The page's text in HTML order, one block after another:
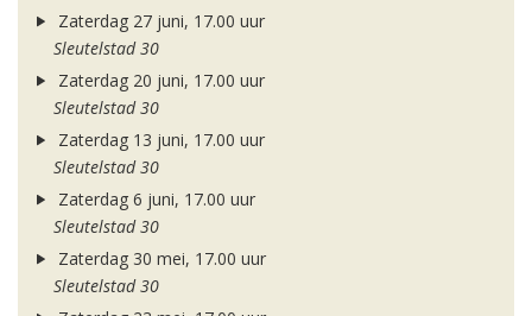
Zaterdag 27 juni, 17.00 uur
Sleutelstad 30
Zaterdag 20 juni, 17.00 uur
Sleutelstad 30
Zaterdag 13 juni, 17.00 uur
Sleutelstad 30
Zaterdag 6 juni, 17.00 uur
Sleutelstad 30
Zaterdag 30 mei, 17.00 uur
Sleutelstad 30